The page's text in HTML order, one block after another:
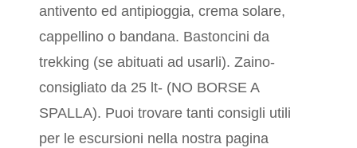
antivento ed antipioggia, crema solare,
cappellino o bandana. Bastoncini da
trekking (se abituati ad usarli).Zaino-
consigliato da 25 lt- (NO BORSE A
SPALLA). Puoi trovare tanti consigli utili
per le escursioni nella nostra pagina